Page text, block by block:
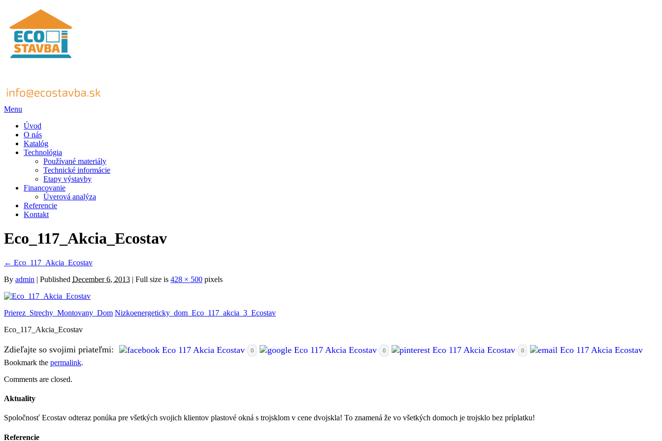
Menu
Úvod
O nás
Katalóg
Technológia
Používané materiály
Technické informácie
Etapy výstavby
Financovanie
Úverová analýza
Referencie
Kontakt
Eco_117_Akcia_Ecostav
← Eco_117_Akcia_Ecostav
By admin | Published December 6, 2013 | Full size is 428 × 500 pixels
Prierez_Strechy_Montovany_Dom Nizkoenergeticky_dom_Eco_117_akcia_3_Ecostav
Eco_117_Akcia_Ecostav
Zdieľajte so svojimi priateľmi: 0 0 0
Bookmark the permalink.
Comments are closed.
Aktuality
Spoločnosť Ecostav odteraz ponúka pre všetkých svojich klientov plastové okná s trojsklom v cene dvojskla! To znamená že vo všetkých domoch je trojsklo bez príplatku!
Referencie